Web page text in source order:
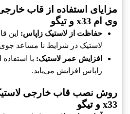
مزایای استفاده از قاب
وی ام x33 و تیگو
حفاظت از لاستیک زاپاس: این
لاستیک در شرایط نا مساعد
افزایش عمر لاستیک: با
زاپاس افزایش می‌یابد.
روش نصب قاب خارجی
x33 و تیگو